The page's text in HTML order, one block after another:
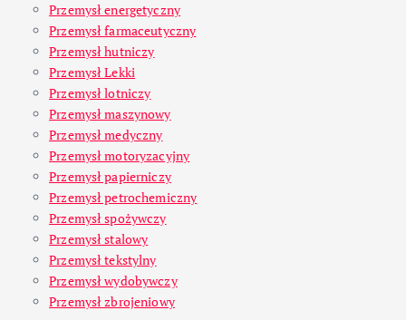
Przemysł energetyczny
Przemysł farmaceutyczny
Przemysł hutniczy
Przemysł Lekki
Przemysł lotniczy
Przemysł maszynowy
Przemysł medyczny
Przemysł motoryzacyjny
Przemysł papierniczy
Przemysł petrochemiczny
Przemysł spożywczy
Przemysł stalowy
Przemysł tekstylny
Przemysł wydobywczy
Przemysł zbrojeniowy